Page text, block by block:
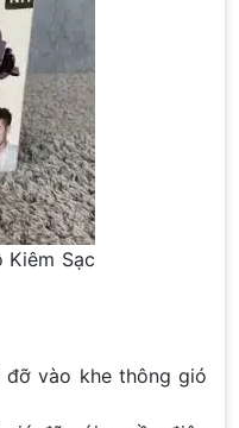
Kiêm Sạc
đỡ vào khe thông gió